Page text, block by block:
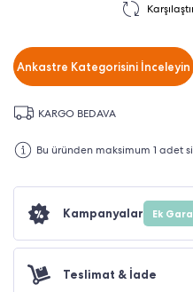
Ankastre Kategorisini İnceleyin
KARGO BEDAVA
Bu üründen maksimum 1 adet
Kampanyalar Ek
Teslimat & İade